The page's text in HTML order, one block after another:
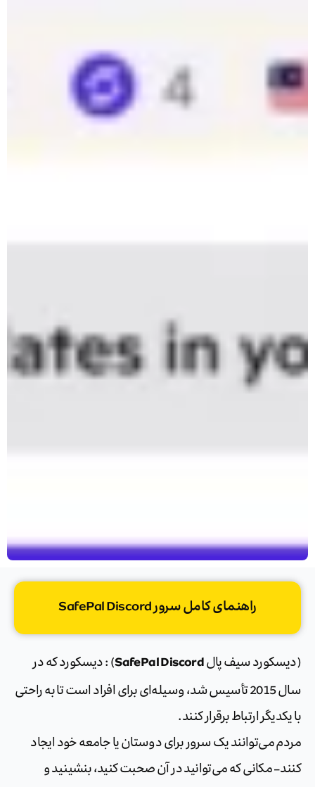
راهنمای کامل سرور SafePal Discord
(دیسکورد سیف پال SafePal Discord) : دیسکورد که در
سال 2015 تأسیس شد، وسیله‌ای برای افراد است تا به راحتی
با یکدیگر ارتباط برقرار کنند.
مردم می‌توانند یک سرور برای دوستان یا جامعه خود ایجاد
کنند – مکانی که می‌توانید در آن صحبت کنید، بنشینید و